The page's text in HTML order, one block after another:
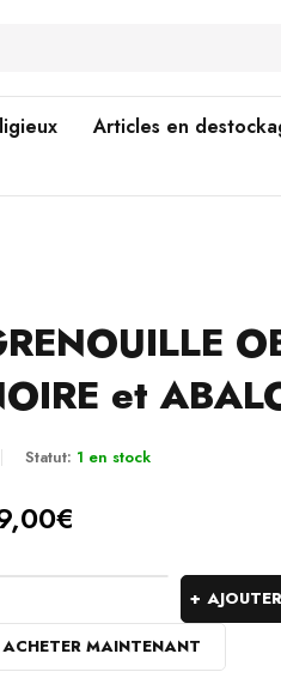
Articles en
et
Statut: 1 en stock
€
ACHETER MAINTENANT